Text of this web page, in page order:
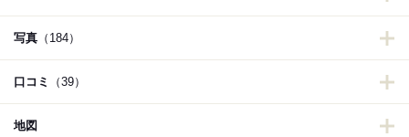
写真 （184）
口コミ （39）
地図